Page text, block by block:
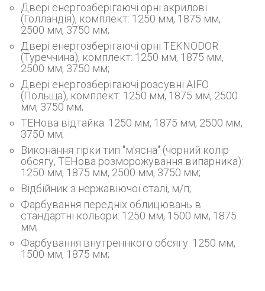
Двері енергозберігаючі орні акрилові
(Голландія), комплект: 1250 мм, 1875 мм,
2500 мм, 3750 мм;
Двері енергозберігаючі орні TEKNODOR
(Туреччина), комплект: 1250 мм, 1875 мм,
2500 мм, 3750 мм;
Двері енергозберігаючі розсувні AIFO
(Польща), комплект: 1250 мм, 1875 мм, 2500
мм, 3750 мм;
ТЕНова відтайка: 1250 мм, 1875 мм, 2500 мм,
3750 мм;
Виконання гірки тип "м'ясна" (чорний колір
обсягу, ТЕНова розморожування випарника):
1250 мм, 1875 мм, 2500 мм, 3750 мм;
Відбійник з нержавіючої сталі, м/п;
Фарбування передніх облицювань в
стандартні кольори: 1250 мм, 1500 мм, 1875
мм;
Фарбування внутреннкого обсягу: 1250 мм,
1500 мм, 1875 мм;